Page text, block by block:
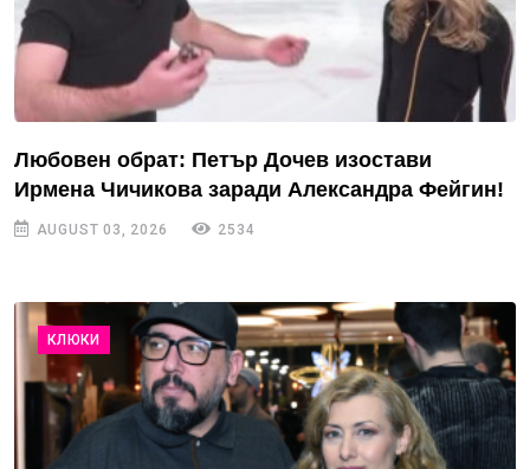
Любовен обрат: Петър Дочев изостави
Ирмена Чичикова заради Александра Фейгин!
AUGUST 03, 2026 2534
КЛЮКИ